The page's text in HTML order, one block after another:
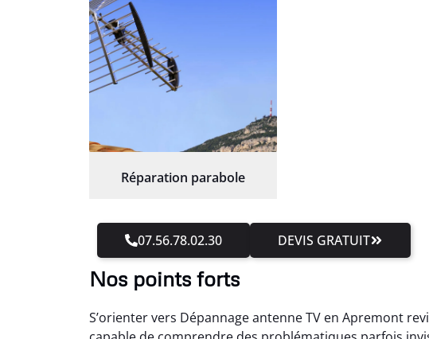
Réparation parabole
07.56.78.02.30 DEVIS GRATUIT
Nos points forts
S’orienter vers Dépannage antenne TV en Apremont